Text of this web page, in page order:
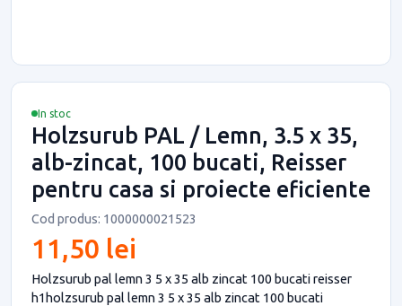
In stoc
Holzsurub PAL / Lemn, 3.5 x 35,
alb-zincat, 100 bucati, Reisser
pentru casa si proiecte eficiente
Cod produs: 1000000021523
11,50 lei
Holzsurub pal lemn 3 5 x 35 alb zincat 100 bucati reisser
h1holzsurub pal lemn 3 5 x 35 alb zincat 100 bucati